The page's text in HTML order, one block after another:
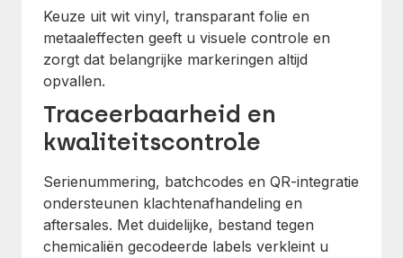
Keuze uit wit vinyl, transparant folie en
metaaleffecten geeft u visuele controle en
zorgt dat belangrijke markeringen altijd
opvallen.
Traceerbaarheid en
kwaliteitscontrole
Serienummering, batchcodes en QR-integratie
ondersteunen klachtenafhandeling en
aftersales. Met duidelijke, bestand tegen
chemicaliën gecodeerde labels verkleint u